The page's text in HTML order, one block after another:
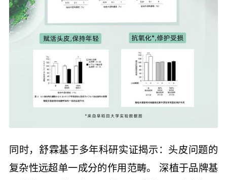
同时，舒霖基于多年科研实证揭示：头皮问题的
复杂性远超单一成分的作用范畴。 深植于品牌基